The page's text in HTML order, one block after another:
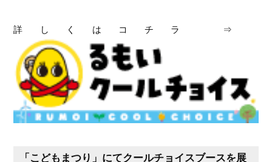
詳しくはコチラ ⇒
「こどもまつり」にてクールチョイスブースを展